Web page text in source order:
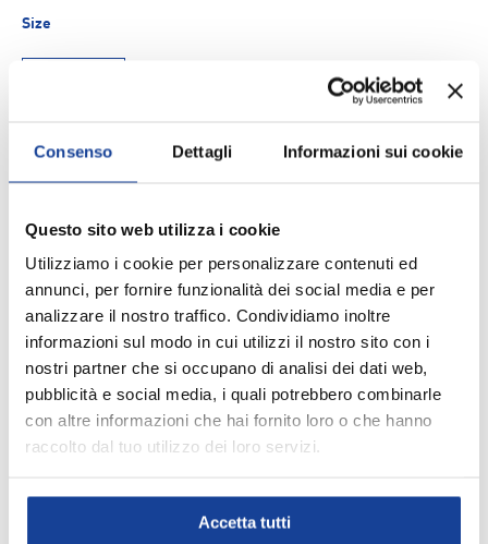
Consenso Dettagli Informazioni sui cookie
Questo sito web utilizza i cookie
Utilizziamo i cookie per personalizzare contenuti ed
annunci, per fornire funzionalità dei social media e per
analizzare il nostro traffico. Condividiamo inoltre
informazioni sul modo in cui utilizzi il nostro sito con i
nostri partner che si occupano di analisi dei dati web,
pubblicità e social media, i quali potrebbero combinarle
con altre informazioni che hai fornito loro o che hanno
raccolto dal tuo utilizzo dei loro servizi.
Accetta tutti
Size
Q.tà
AGGIUNGI AL CARRELLO
Aggiungi ai Preferiti
Spedizione e consegna
DESCRIZIONE